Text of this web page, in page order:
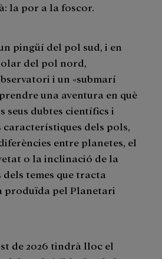
la por a la foscor.
pingüí del pol sud, i en
del pol nord,
i un «submarí
una aventura en què
seus dubtes científics i
característiques dels pols,
entre planetes, el
o la inclinació de la
temes que tracta
produïda pel Planetari
de 2026 tindrà lloc el